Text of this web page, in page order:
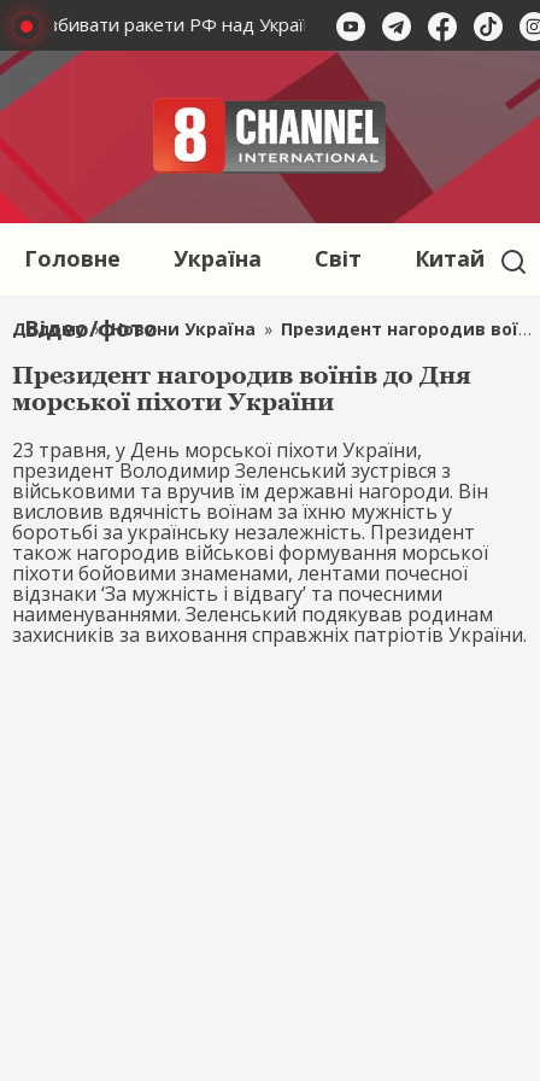
збивати ракети РФ над Україною Сикорський
Головне Україна Світ Китай
Відео/фото
Додому » Новини Україна » Президент нагородив воїнів до Дня морської піхоти України
Президент нагородив воїнів до Дня
морської піхоти України
23 травня, у День морської піхоти України,
президент Володимир Зеленський зустрівся з
військовими та вручив їм державні нагороди. Він
висловив вдячність воїнам за їхню мужність у
боротьбі за українську незалежність. Президент
також нагородив військові формування морської
піхоти бойовими знаменами, лентами почесної
відзнаки ‘За мужність і відвагу’ та почесними
наименуваннями. Зеленський подякував родинам
захисників за виховання справжніх патріотів України.